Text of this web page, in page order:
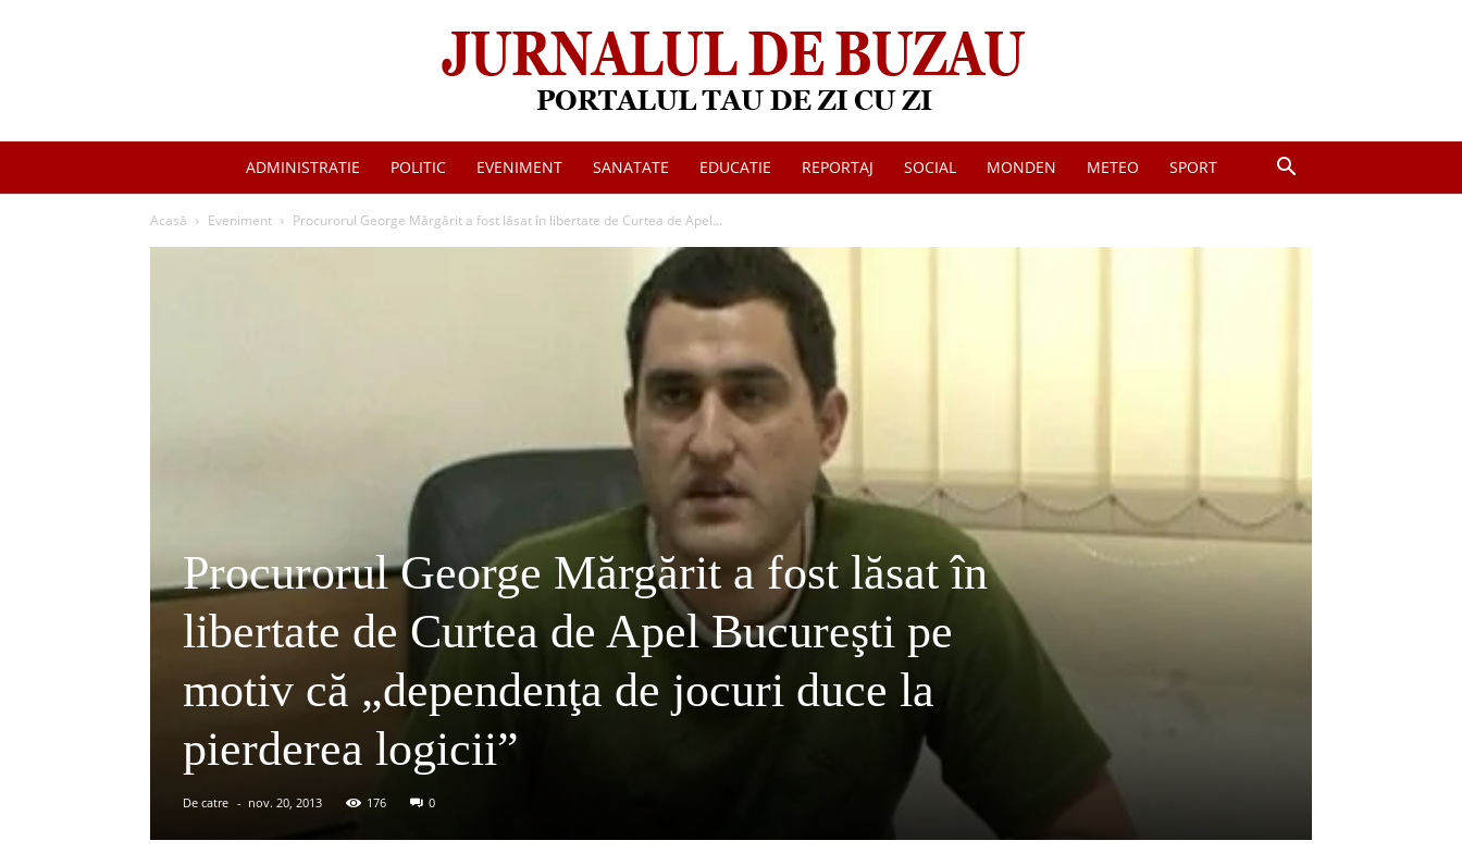
Jurnalul
de
Buzau
ADMINISTRATIE POLITIC EVENIMENT SANATATE EDUCATIE REPORTAJ SOCIAL MONDEN METEO SPORT
Acasă Eveniment Procurorul George Mărgărit a fost lăsat în libertate de Curtea de Apel...
Procurorul George Mărgărit a fost lăsat în
libertate de Curtea de Apel Bucureşti pe
motiv că „dependenţa de jocuri duce la
pierderea logicii”
De catre - nov. 20, 2013 176 0